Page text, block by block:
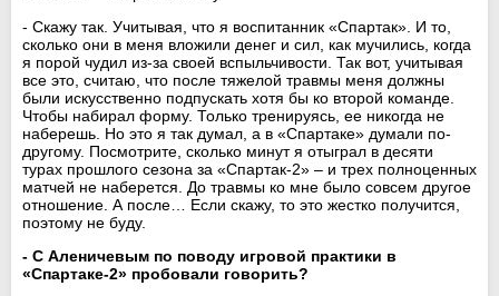
- Скажу так. Учитывая, что я воспитанник «Спартак». И то,
сколько они в меня вложили денег и сил, как мучились, когда
я порой чудил из-за своей вспыльчивости. Так вот, учитывая
все это, считаю, что после тяжелой травмы меня должны
были искусственно подпускать хотя бы ко второй команде.
Чтобы набирал форму. Только тренируясь, ее никогда не
наберешь. Но это я так думал, а в «Спартаке» думали по-
другому. Посмотрите, сколько минут я отыграл в десяти
турах прошлого сезона за «Спартак-2» – и трех полноценных
матчей не наберется. До травмы ко мне было совсем другое
отношение. А после… Если скажу, то это жестко получится,
поэтому не буду.
- С Аленичевым по поводу игровой практики в
«Спартаке-2» пробовали говорить?